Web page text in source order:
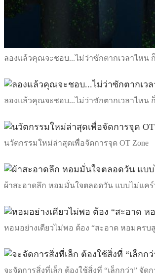
ลองแล้วคุณจะชอบ...ไม่ว่าซักตากเวลาไหน
ลองแล้วคุณจะชอบ...ไม่ว่าซักตากเวลาไหน
นวัตกรรมใหม่ล่าสุดเพื่อจัดการจุด OT Zone
ผ้าสะอาดลึก หอมมั่นใจตลอดวัน แบบไม่แคร์
หอมอย่างเดียวไม่พอ ต้อง “สะอาด หอมครบสู
จะจัดการสิ่งที่เล็ก ต้องใช้สิ่งที่ “เล็กกว่า” จัด